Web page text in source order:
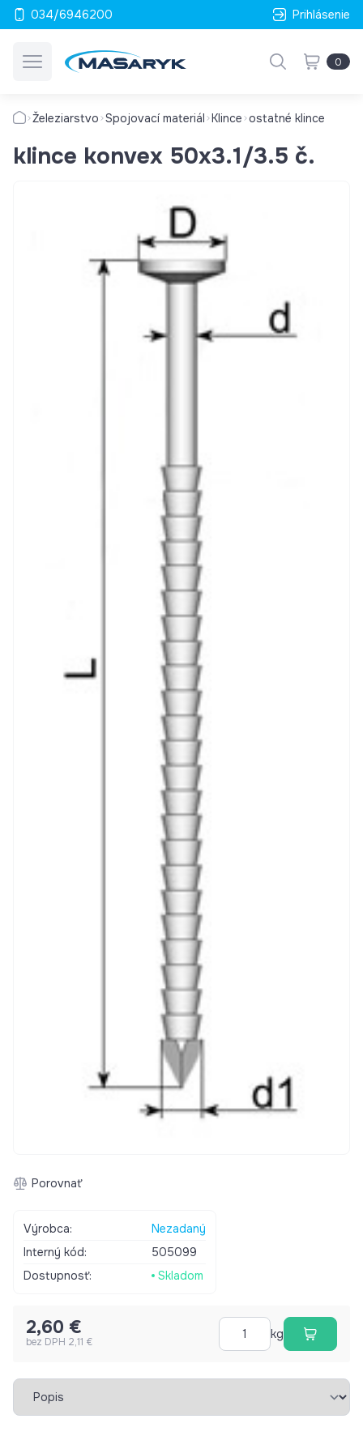
034/6946200 Prihlásenie
0
Železiarstvo Spojovací materiál Klince ostatné klince
klince konvex 50x3.1/3.5 č.
Porovnať
Výrobca:
Nezadaný
Interný kód:
505099
Dostupnosť:
Skladom
2,60 €
bez DPH 2,11 €
kg
Vybrať záložku